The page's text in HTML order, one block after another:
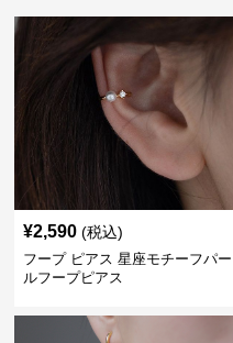
¥2,590 (税込)
フープ ピアス 星座モチーフパー
ルフープピアス